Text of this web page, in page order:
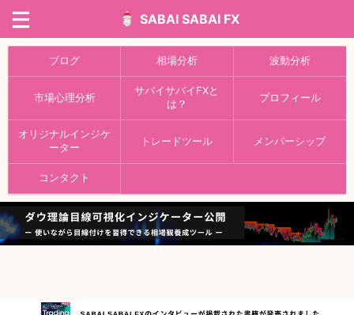
SABAI SABAI FX
ブログ 相場分析 波動分析
市場心理分析
サバイサバイFXと
は？
プロフィール
オリジナルインジケ
ーター
トレードツール メンバーシップ
コンタクト